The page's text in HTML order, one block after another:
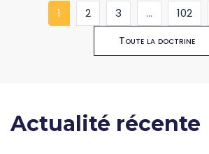
1 (current)
2 3 ... 102
Toute la doctrine
Actualité récente